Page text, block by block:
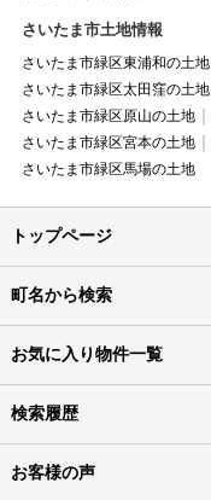
さいたま市土地情報
さいたま市緑区東浦和の土地
さいたま市緑区太田窪の土地
さいたま市緑区原山の土地
さいたま市緑区宮本の土地
さいたま市緑区馬場の土地
トップページ
町名から検索
お気に入り物件一覧
検索履歴
お客様の声